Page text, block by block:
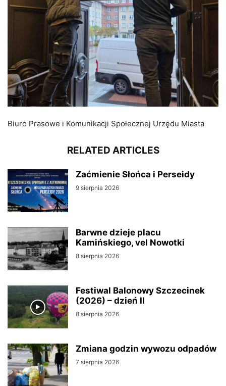
​Biuro Prasowe i Komunikacji Społecznej Urzędu Miasta
RELATED ARTICLES
Zaćmienie Słońca i Perseidy
9 sierpnia 2026
Barwne dzieje placu
Kamińskiego, vel Nowotki
8 sierpnia 2026
Festiwal Balonowy Szczecinek
(2026) – dzień II
8 sierpnia 2026
Zmiana godzin wywozu odpadów
7 sierpnia 2026